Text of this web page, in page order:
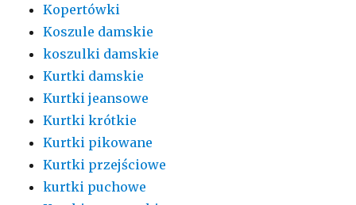
Kopertówki
Koszule damskie
koszulki damskie
Kurtki damskie
Kurtki jeansowe
Kurtki krótkie
Kurtki pikowane
Kurtki przejściowe
kurtki puchowe